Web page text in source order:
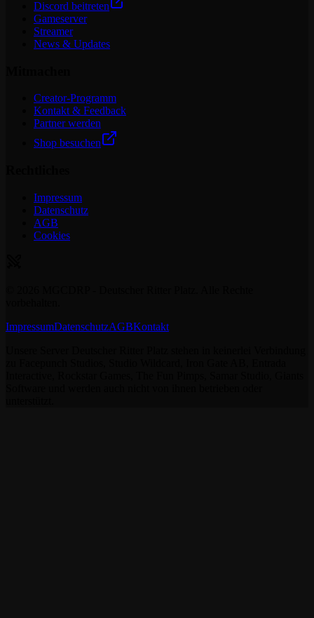
Discord beitreten
Gameserver
Streamer
News & Updates
Creator-Programm
Kontakt & Feedback
Partner werden
Shop besuchen
Impressum
Datenschutz
AGB
Cookies
ImpressumDatenschutzAGBKontakt